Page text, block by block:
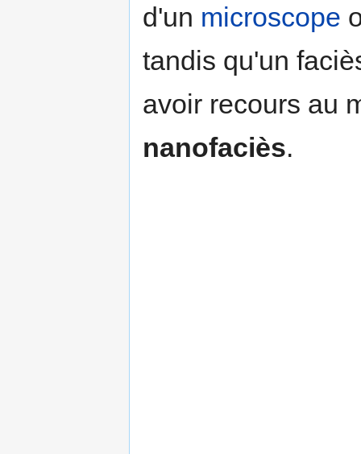
d'un microscope
tandis qu'un
avoir recours au
nanofaciès.